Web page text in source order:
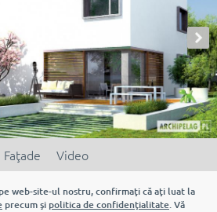
Faţade Video
web-site-ul nostru, confirmaţi că aţi luat la
precum şi politica de confidenţialitate. Vă